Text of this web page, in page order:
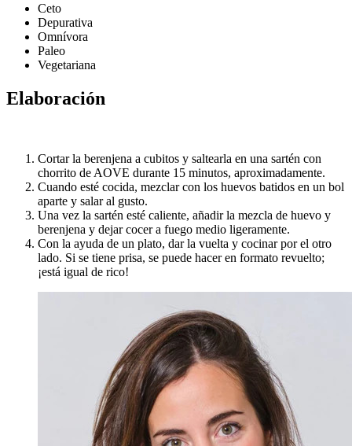
Ceto
Depurativa
Omnívora
Paleo
Vegetariana
Elaboración
Cortar la berenjena a cubitos y saltearla en una sartén con
chorrito de AOVE durante 15 minutos, aproximadamente.
Cuando esté cocida, mezclar con los huevos batidos en un bol
aparte y salar al gusto.
Una vez la sartén esté caliente, añadir la mezcla de huevo y
berenjena y dejar cocer a fuego medio ligeramente.
Con la ayuda de un plato, dar la vuelta y cocinar por el otro
lado. Si se tiene prisa, se puede hacer en formato revuelto;
¡está igual de rico!